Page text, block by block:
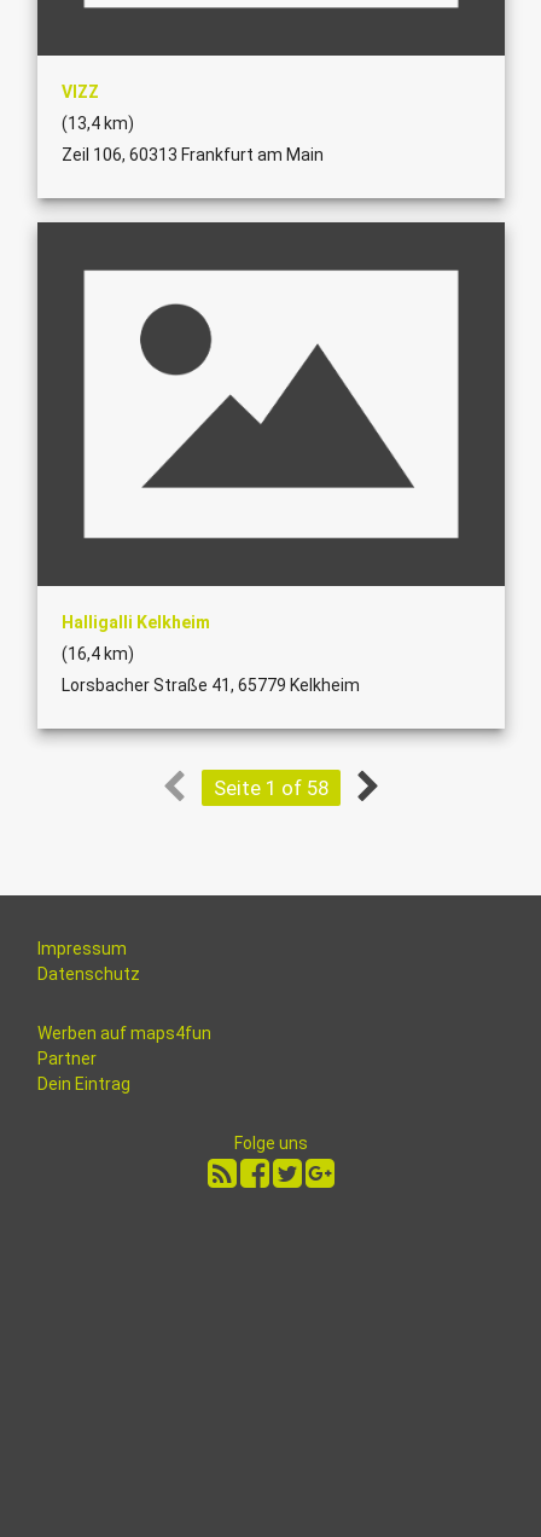
VIZZ
(13,4 km)
Zeil 106, 60313 Frankfurt am Main
Halligalli Kelkheim
(16,4 km)
Lorsbacher Straße 41, 65779 Kelkheim
Seite 1 of 58
Impressum
Datenschutz
Werben auf maps4fun
Partner
Dein Eintrag
Folge uns